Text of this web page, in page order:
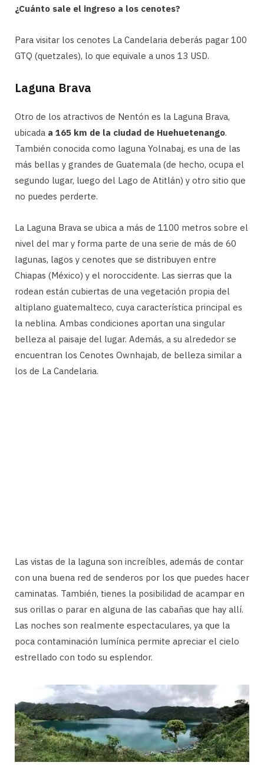
¿Cuánto sale el ingreso a los cenotes?
Para visitar los cenotes La Candelaria deberás pagar 100
GTQ (quetzales), lo que equivale a unos 13 USD.
Laguna Brava
Otro de los atractivos de Nentón es la Laguna Brava,
ubicada a 165 km de la ciudad de Huehuetenango.
También conocida como laguna Yolnabaj, es una de las
más bellas y grandes de Guatemala (de hecho, ocupa el
segundo lugar, luego del Lago de Atitlán) y otro sitio que
no puedes perderte.
La Laguna Brava se ubica a más de 1100 metros sobre el
nivel del mar y forma parte de una serie de más de 60
lagunas, lagos y cenotes que se distribuyen entre
Chiapas (México) y el noroccidente. Las sierras que la
rodean están cubiertas de una vegetación propia del
altiplano guatemalteco, cuya característica principal es
la neblina. Ambas condiciones aportan una singular
belleza al paisaje del lugar. Además, a su alrededor se
encuentran los Cenotes Ownhajab, de belleza similar a
los de La Candelaria.
Las vistas de la laguna son increíbles, además de contar
con una buena red de senderos por los que puedes hacer
caminatas. También, tienes la posibilidad de acampar en
sus orillas o parar en alguna de las cabañas que hay allí.
Las noches son realmente espectaculares, ya que la
poca contaminación lumínica permite apreciar el cielo
estrellado con todo su esplendor.